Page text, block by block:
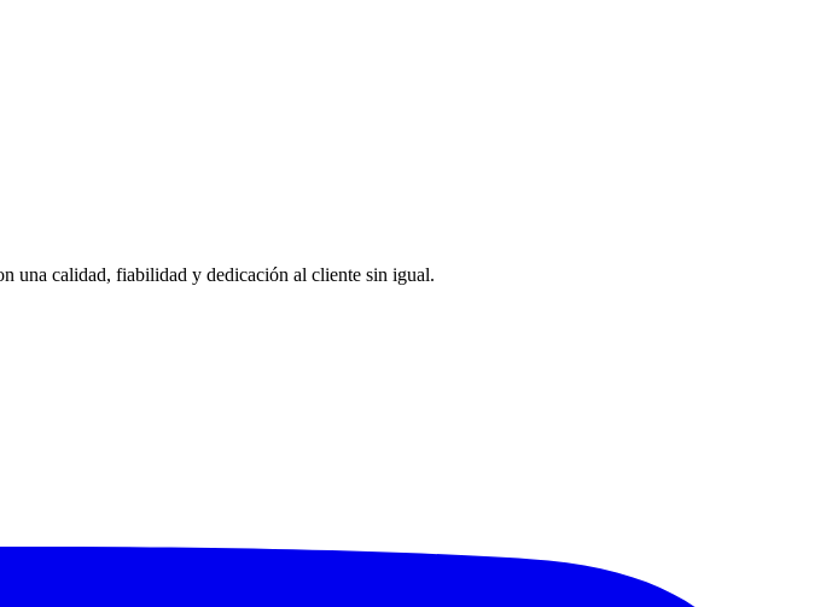
una calidad, fiabilidad y dedicación al cliente sin igual.